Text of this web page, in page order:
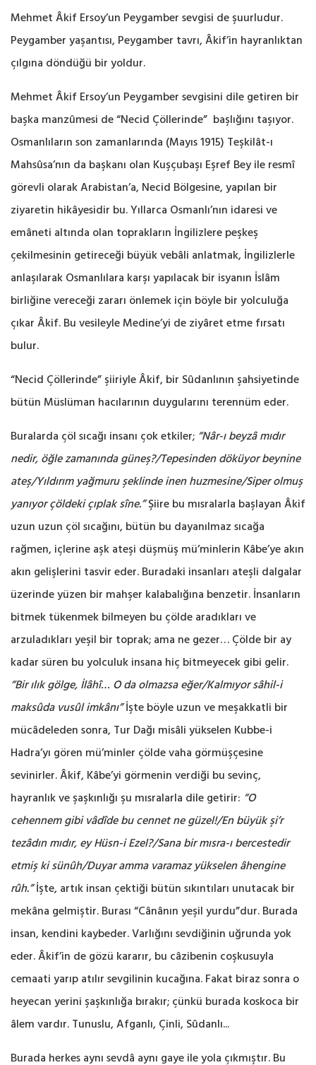
Mehmet Âkif Ersoy’un Peygamber sevgisi de şuurludur.
Peygamber yaşantısı, Peygamber tavrı, Âkif’in hayranlıktan
çılgına döndüğü bir yoldur.
Mehmet Âkif Ersoy’un Peygamber sevgisini dile getiren bir
başka manzûmesi de “Necid Çöllerinde” başlığını taşıyor.
Osmanlıların son zamanlarında (Mayıs 1915) Teşkilât-ı
Mahsûsa’nın da başkanı olan Kuşçubaşı Eşref Bey ile resmî
görevli olarak Arabistan’a, Necid Bölgesine, yapılan bir
ziyaretin hikâyesidir bu. Yıllarca Osmanlı’nın idaresi ve
emâneti altında olan toprakların İngilizlere peşkeş
çekilmesinin getireceği büyük vebâli anlatmak, İngilizlerle
anlaşılarak Osmanlılara karşı yapılacak bir isyanın İslâm
birliğine vereceği zararı önlemek için böyle bir yolculuğa
çıkar Âkif. Bu vesileyle Medine’yi de ziyâret etme fırsatı
bulur.
“Necid Çöllerinde” şiiriyle Âkif, bir Sûdanlının şahsiyetinde
bütün Müslüman hacılarının duygularını terennüm eder.
Buralarda çöl sıcağı insanı çok etkiler; “Nâr-ı beyzâ mıdır
nedir, öğle zamanında güneş?/Tepesinden döküyor beynine
ateş/Yıldırım yağmuru şeklinde inen huzmesine/Siper olmuş
yanıyor çöldeki çıplak sîne.”Şiire bu mısralarla başlayan Âkif
uzun uzun çöl sıcağını, bütün bu dayanılmaz sıcağa
rağmen, içlerine aşk ateşi düşmüş mü’minlerin Kâbe’ye akın
akın gelişlerini tasvir eder. Buradaki insanları ateşli dalgalar
üzerinde yüzen bir mahşer kalabalığına benzetir. İnsanların
bitmek tükenmek bilmeyen bu çölde aradıkları ve
arzuladıkları yeşil bir toprak; ama ne gezer… Çölde bir ay
kadar süren bu yolculuk insana hiç bitmeyecek gibi gelir.
“Bir ılık gölge, İlâhî… O da olmazsa eğer/Kalmıyor sâhil-i
maksûda vusûl imkânı”İşte böyle uzun ve meşakkatli bir
mücâdeleden sonra, Tur Dağı misâli yükselen Kubbe-i
Hadra’yı gören mü’minler çölde vaha görmüşçesine
sevinirler. Âkif, Kâbe’yi görmenin verdiği bu sevinç,
hayranlık ve şaşkınlığı şu mısralarla dile getirir: “O
cehennem gibi vâdîde bu cennet ne güzel!/En büyük şi’r
tezâdın mıdır, ey Hüsn-i Ezel?/Sana bir mısra-ı bercestedir
etmiş ki sünûh/Duyar amma varamaz yükselen âhengine
rûh.”İşte, artık insan çektiği bütün sıkıntıları unutacak bir
mekâna gelmiştir. Burası “Cânânın yeşil yurdu”dur. Burada
insan, kendini kaybeder. Varlığını sevdiğinin uğrunda yok
eder. Âkif’in de gözü kararır, bu câzibenin coşkusuyla
cemaati yarıp atılır sevgilinin kucağına. Fakat biraz sonra o
heyecan yerini şaşkınlığa bırakır; çünkü burada koskoca bir
âlem vardır. Tunuslu, Afganlı, Çinli, Sûdanlı...
Burada herkes aynı sevdâ aynı gaye ile yola çıkmıştır. Bu